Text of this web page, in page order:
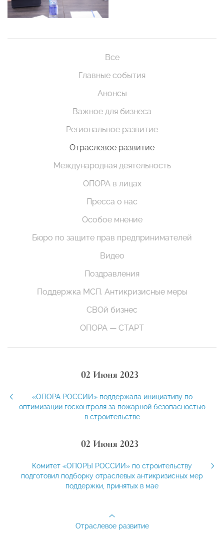
Все
Главные события
Анонсы
Важное для бизнеса
Региональное развитие
Отраслевое развитие
Международная деятельность
ОПОРА в лицах
Пресса о нас
Особое мнение
Бюро по защите прав предпринимателей
Видео
Поздравления
Поддержка МСП. Антикризисные меры
СВОй бизнес
ОПОРА — СТАРТ
02 Июня 2023
«ОПОРА РОССИИ» поддержала инициативу по
оптимизации госконтроля за пожарной безопасностью
в строительстве
02 Июня 2023
Комитет «ОПОРЫ РОССИИ» по строительству
подготовил подборку отраслевых антикризисных мер
поддержки, принятых в мае
Отраслевое развитие